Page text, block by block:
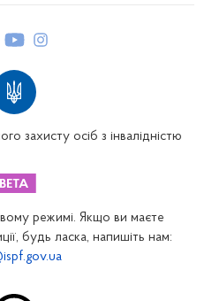
захисту осіб з інвалідністю
режимі. Якщо ви маєте
будь ласка, напишіть нам: